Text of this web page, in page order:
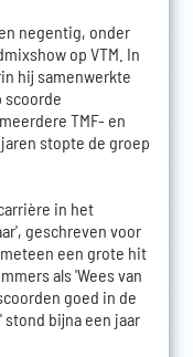
negentig, onder
op VTM. In
hij samenwerkte
scoorde
TMF- en
stopte de groep
in het
geschreven voor
een grote hit
als 'Wees van
goed in de
bijna een jaar